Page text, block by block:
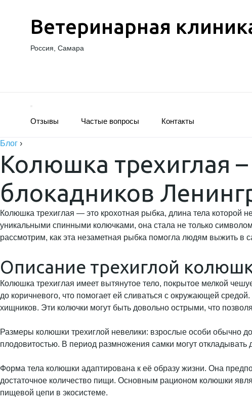
Ветеринарная
Россия, Самара
Отзывы Частые вопросы Контакты
Блог ›
Колюшка трехиглая
блокадников
Колюшка трехиглая — это крохотная рыбка, длина тела
уникальными спинными колючками, она стала не только
рассмотрим, как эта незаметная рыбка помогла людям выжить в
Описание трехиглой
Колюшка трехиглая имеет вытянутое тело, покрытое мелкой
до коричневого, что помогает ей сливаться с окружающей
хищников. Эти колючки могут быть довольно острыми, что
Размеры колюшки трехиглой невелики: взрослые особи обычно
плодовитостью. В период размножения самки могут
Форма тела колюшки адаптирована к её образу жизни. Она
достаточное количество пищи. Основным рационом колюшки
пищевой цепи в экосистеме.